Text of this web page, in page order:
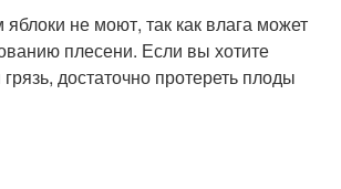
не моют, так как влага может
плесени. Если вы хотите
достаточно протереть плоды